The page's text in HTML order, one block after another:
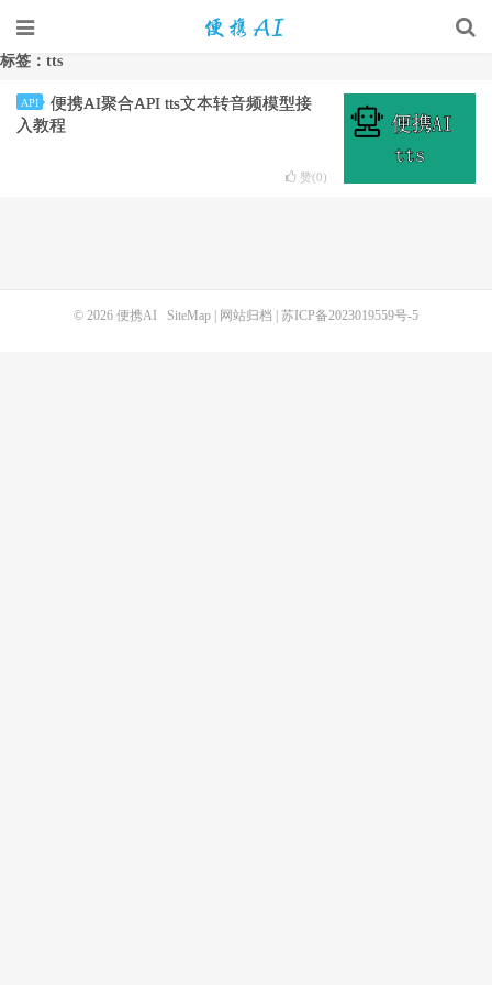
标签：tts
API
便携AI聚合API tts文本转音频模型接
入教程
赞(0)
© 2026 便携AI SiteMap 网站归档 苏ICP备2023019559号-5